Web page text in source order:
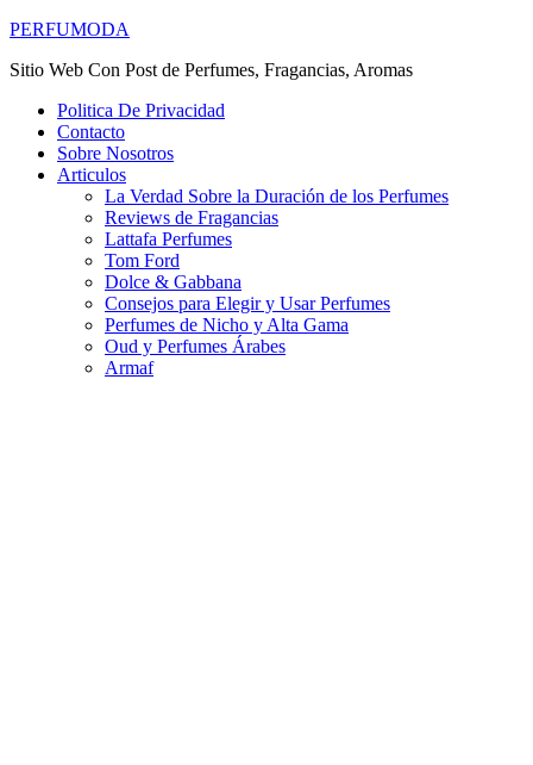
PERFUMODA
Sitio Web Con Post de Perfumes, Fragancias, Aromas
Politica De Privacidad
Contacto
Sobre Nosotros
Articulos
La Verdad Sobre la Duración de los Perfumes
Reviews de Fragancias
Lattafa Perfumes
Tom Ford
Dolce & Gabbana
Consejos para Elegir y Usar Perfumes
Perfumes de Nicho y Alta Gama
Oud y Perfumes Árabes
Armaf